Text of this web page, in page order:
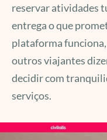
reservar atividades
entrega o que
plataforma funciona,
outros viajantes
decidir com
serviços.